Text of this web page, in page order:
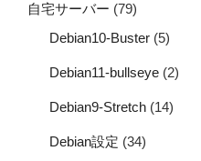
自宅サーバー (79)
Debian10-Buster (5)
Debian11-bullseye (2)
Debian9-Stretch (14)
Debian設定 (34)